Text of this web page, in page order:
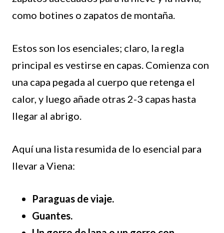
como botines o zapatos de montaña.
Estos son los esenciales; claro, la regla
principal es vestirse en capas. Comienza con
una capa pegada al cuerpo que retenga el
calor, y luego añade otras 2-3 capas hasta
llegar al abrigo.
Aquí una lista resumida de lo esencial para
llevar a Viena:
Paraguas de viaje.
Guantes.